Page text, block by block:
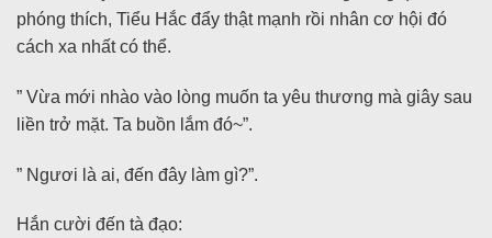
phóng thích, Tiểu Hắc đẩy thật mạnh rồi nhân cơ hội đó
cách xa nhất có thể.
” Vừa mới nhào vào lòng muốn ta yêu thương mà giây sau
liền trở mặt. Ta buồn lắm đó~”.
” Ngươi là ai, đến đây làm gì?”.
Hắn cười đến tà đạo: